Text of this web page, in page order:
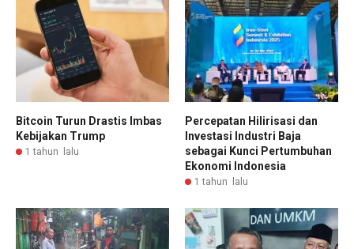
Bitcoin Turun Drastis Imbas
Kebijakan Trump
1 tahun lalu
Percepatan Hilirisasi dan
Investasi Industri Baja
sebagai Kunci Pertumbuhan
Ekonomi Indonesia
1 tahun lalu